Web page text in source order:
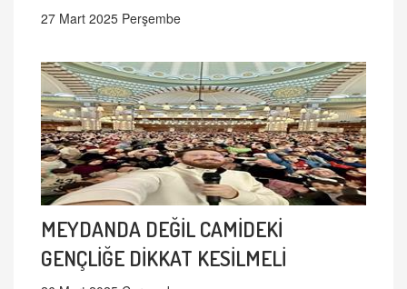
27 Mart 2025 Perşembe
MEYDANDA DEĞİL CAMİDEKİ
GENÇLİĞE DİKKAT KESİLMELİ